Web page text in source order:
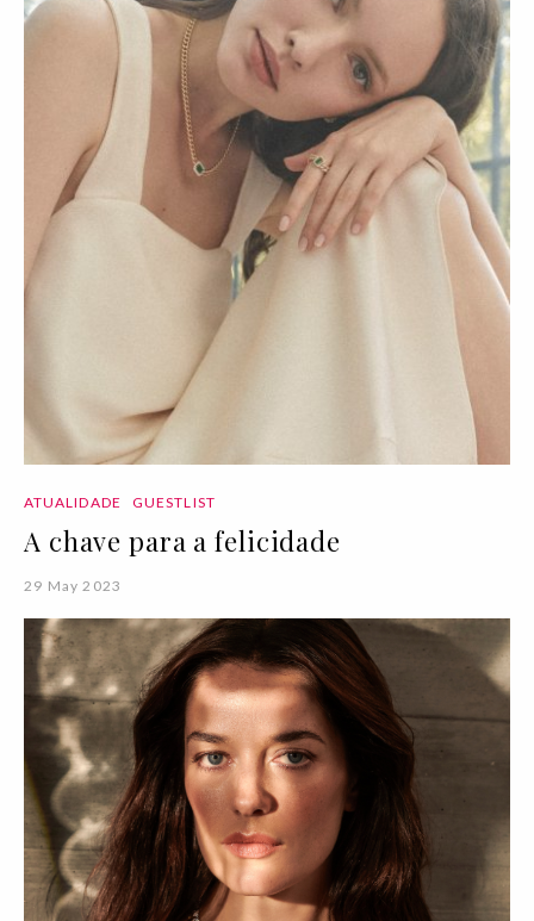
ATUALIDADE GUESTLIST
A chave para a felicidade
29 May 2023